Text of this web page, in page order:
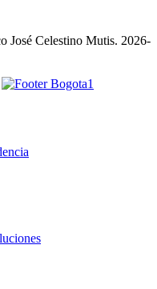
José Celestino Mutis. 2026-